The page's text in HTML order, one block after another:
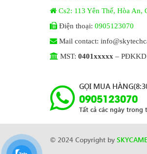
Cs2: 113 Yên Thế, Hòa An,
Điện thoại: 0905123070
Mail contact:
MST: 0401xxxxx – PĐKKD
GỌI MUA
0905123070
Tất cả các ngày trong
© 2024 Copyright by